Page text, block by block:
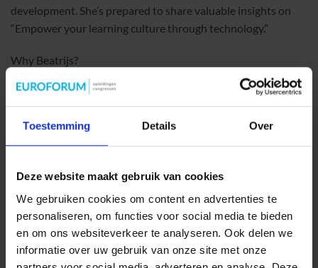
Toestemming Details Over
Deze website maakt gebruik van cookies
We gebruiken cookies om content en advertenties te
personaliseren, om functies voor social media te bieden
en om ons websiteverkeer te analyseren. Ook delen we
informatie over uw gebruik van onze site met onze
development. She’s prepared to share valuable insights on
“Empower your learning culture through technology.”
Why Beatrijs?
Passionate: Beatrijs is driven by a genuine enthusiasm for
L&D.
approach.
Authentic: A real-world advocate for technology that
Are you ready to enhance your L&D strategy with Beatrijs’s
expertise?
BELUISTER DE PODCAST (DEEL 1)